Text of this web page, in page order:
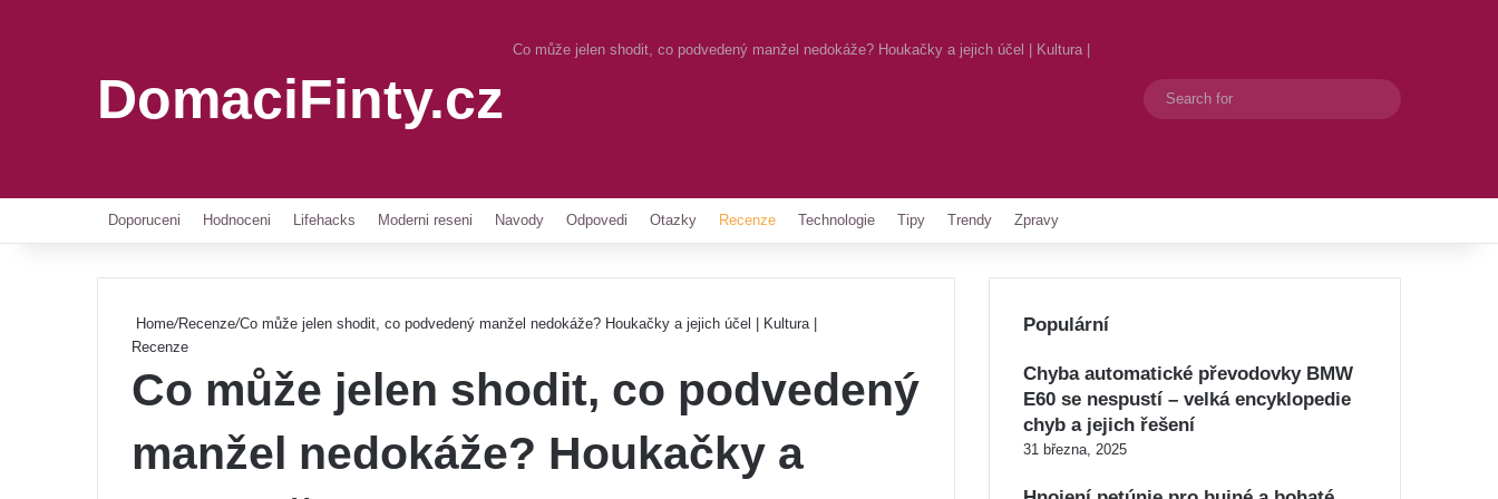
DomaciFinty.cz
Co může jelen shodit, co podvedený manžel nedokáže? Houkačky a jejich účel | Kultura |
Switch skin
Doporuceni Hodnoceni Lifehacks Moderni reseni Navody Odpovedi Otazky Recenze Technologie Tipy Trendy Zpravy
Home/Recenze/Co může jelen shodit, co podvedený manžel nedokáže? Houkačky a jejich účel | Kultura |
Recenze
Co může jelen shodit, co podvedený
manžel nedokáže? Houkačky a
Populární
Chyba automatické převodovky BMW
E60 se nespustí – velká encyklopedie
chyb a jejich řešení
31 března, 2025